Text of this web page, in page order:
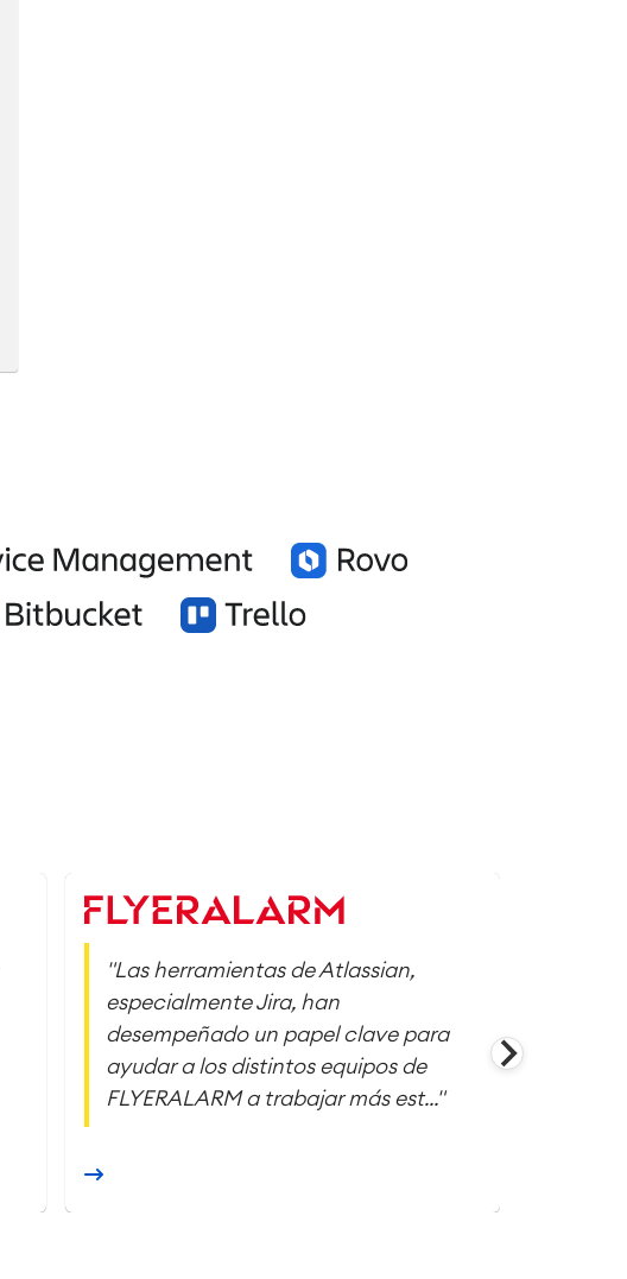
"Las herramientas de Atlassian,
especialmente Jira, han
desempeñado un papel clave para
ayudar a los distintos equipos de
FLYERALARM a trabajar más est..."